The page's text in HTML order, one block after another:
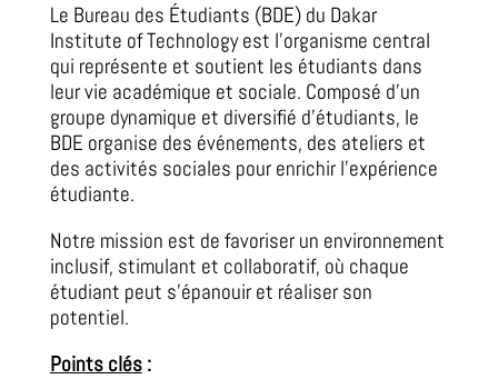
Le Bureau des Étudiants (BDE) du Dakar
Institute of Technology est l’organisme central
qui représente et soutient les étudiants dans
leur vie académique et sociale. Composé d’un
groupe dynamique et diversifié d’étudiants, le
BDE organise des événements, des ateliers et
des activités sociales pour enrichir l’expérience
étudiante.
Notre mission est de favoriser un environnement
inclusif, stimulant et collaboratif, où chaque
étudiant peut s’épanouir et réaliser son
potentiel.
Points clés: